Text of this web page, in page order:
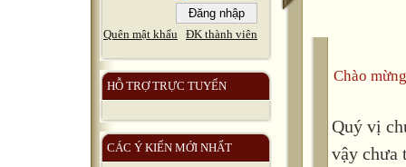
Quên mật khẩu ĐK thành viên
HỖ TRỢ TRỰC TUYẾN
CÁC Ý KIẾN MỚI NHẤT
Chào
Quý vị
vậy chưa